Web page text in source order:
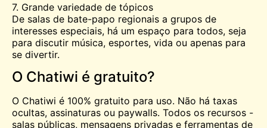
7. Grande variedade de tópicos
De salas de bate-papo regionais a grupos de
interesses especiais, há um espaço para todos, seja
para discutir música, esportes, vida ou apenas para
se divertir.
O Chatiwi é gratuito?
O Chatiwi é 100% gratuito para uso. Não há taxas
ocultas, assinaturas ou paywalls. Todos os recursos -
salas públicas, mensagens privadas e ferramentas de